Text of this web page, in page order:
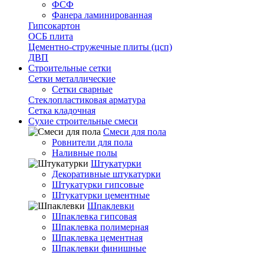
ФСФ
Фанера ламинированная
Гипсокартон
ОСБ плита
Цементно-стружечные плиты (цсп)
ДВП
Строительные сетки
Сетки металлические
Сетки сварные
Стеклопластиковая арматура
Сетка кладочная
Сухие строительные смеси
Смеси для пола
Ровнители для пола
Наливные полы
Штукатурки
Декоративные штукатурки
Штукатурки гипсовые
Штукатурки цементные
Шпаклевки
Шпаклевка гипсовая
Шпаклевка полимерная
Шпаклевка цементная
Шпаклевки финишные